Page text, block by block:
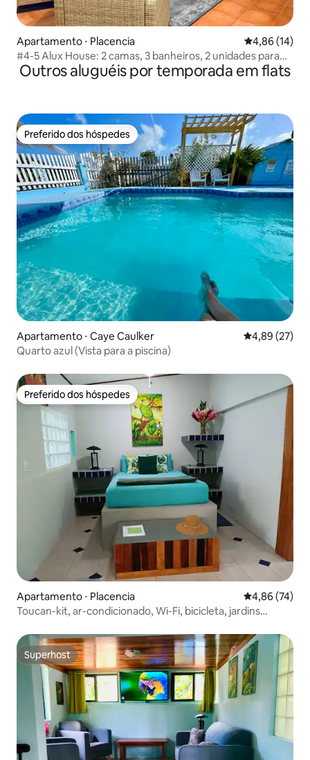
Apartamento ⋅ Placencia 4,86 de uma
4,86 (14)
#4-5 Alux House: 2 camas, 3 banheiros, 2 unidades para
grupos
Outros aluguéis por temporada em flats
Preferido dos hóspedes
Preferido dos hóspedes
Apartamento ⋅ Caye Caulker 4,89 de uma
4,89 (27)
Quarto azul (Vista para a piscina)
Preferido dos hóspedes
Preferido dos hóspedes
Apartamento ⋅ Placencia 4,86 de uma
4,86 (74)
Toucan-kit, ar-condicionado, Wi-Fi, bicicleta, jardins
Superhost
Superhost